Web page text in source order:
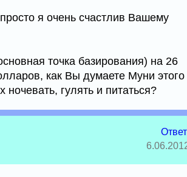
я очень счастлив Вашему
точка базирования) на 26
как Вы думаете Муни этого
гулять и питаться?